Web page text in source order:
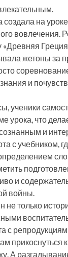
создала на
вовлечения.
«Древняя
жетоны за
и
ученики
урока, что
и
с учебником,
и
войны.
не только
с
прикоснуться к
А